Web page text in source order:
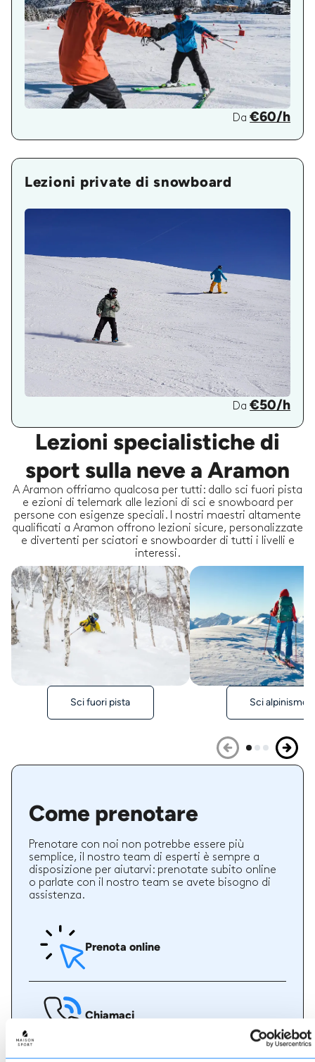
Da€60/h
Lezioni private di snowboard
Da€50/h
Lezioni specialistiche di
sport sulla neve a Aramon
A Aramon offriamo qualcosa per tutti: dallo sci fuori pista
e ezioni di telemark alle lezioni di sci e snowboard per
persone con esigenze speciali. I nostri maestri altamente
qualificati a Aramon offrono lezioni sicure, personalizzate
e divertenti per sciatori e snowboarder di tutti i livelli e
interessi.
Sci fuori pista Sci alpinismo
Come prenotare
Prenotare con noi non potrebbe essere più
semplice, il nostro team di esperti è sempre a
disposizione per aiutarvi: prenotate subito online
o parlate con il nostro team se avete bisogno di
assistenza.
Prenota online
Chiamaci